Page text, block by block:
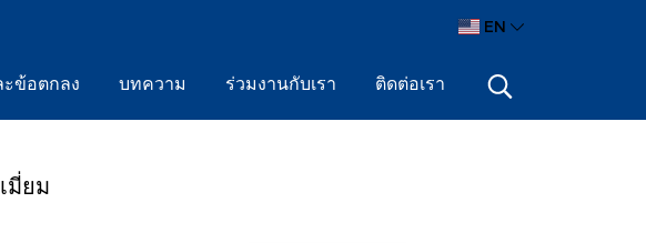
EN
ะข้อตกลง บทความ ร่วมงานกับเรา ติดต่อเรา
มี่ยม